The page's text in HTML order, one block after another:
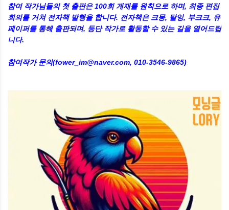
참여 작가님들의 첫 출판은 100회 게재를 원칙으로 하며, 최종 편집
회의를 거쳐 전자책 발행을 합니다. 전자책은 크몽, 탈잉, 부크크, 유
페이퍼를 통해 출판되며, 등단 작가로 활동할 수 있는 길을 열어드립
니다.
참여작가 문의(fower_im@naver.com, 010-3546-9865)